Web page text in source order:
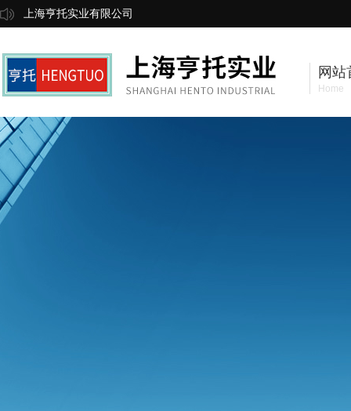
上海亨托实业有限公司
网站
Home